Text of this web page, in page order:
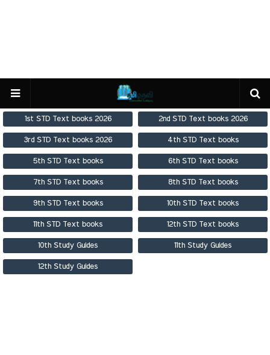
1st STD Text books 2026 2nd STD Text books 2026
3rd STD Text books 2026 4th STD Text books
5th STD Text books 6th STD Text books
7th STD Text books 8th STD Text books
9th STD Text books 10th STD Text books
11th STD Text books 12th STD Text books
10th Study Guides 11th Study Guides
12th Study Guides